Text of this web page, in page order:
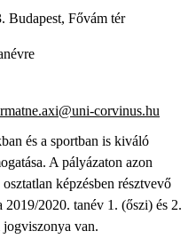
Budapest, Fővám tér
corvinus.hu
és a sportban is kiváló
A pályázaton azon
képzésben résztvevő
2020. tanév 1. (őszi) és 2.
van.